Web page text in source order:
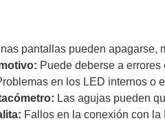
pantallas pueden apagarse,
Puede deberse a
en los LED internos o
Las agujas pueden
Fallos en la conexión con